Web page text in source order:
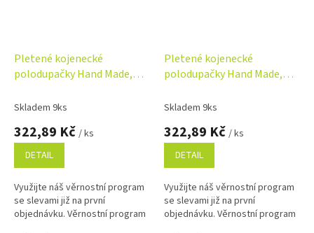
Pletené kojenecké
polodupačky Hand Made,
Skladem 9ks
322,89 Kč / ks
DETAIL
Využijte náš věrnostní program
se slevami již na první
objednávku. Věrnostní program
Pletené kojenecké
polodupačky Hand Made,
Skladem 9ks
322,89 Kč / ks
DETAIL
Využijte náš věrnostní program
se slevami již na první
objednávku. Věrnostní program